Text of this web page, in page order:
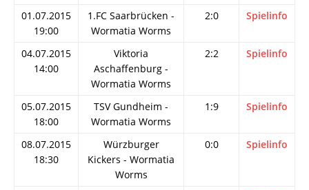
01.07.2015
19:00
1.FC Saarbrücken -
Wormatia Worms
2:0 Spielinfo
04.07.2015
14:00
Viktoria
Aschaffenburg -
Wormatia Worms
2:2 Spielinfo
05.07.2015
18:00
TSV Gundheim -
Wormatia Worms
1:9 Spielinfo
08.07.2015
18:30
Würzburger
Kickers - Wormatia
Worms
0:0 Spielinfo